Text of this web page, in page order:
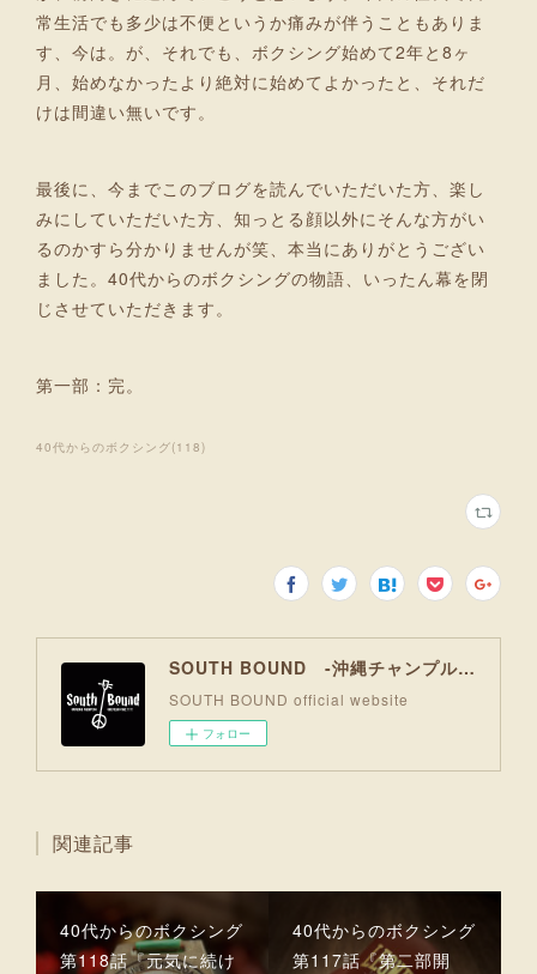
常生活でも多少は不便というか痛みが伴うこともありま
す、今は。が、それでも、ボクシング始めて2年と8ヶ
月、始めなかったより絶対に始めてよかったと、それだ
けは間違い無いです。
最後に、今までこのブログを読んでいただいた方、楽し
みにしていただいた方、知っとる顔以外にそんな方がい
るのかすら分かりませんが笑、本当にありがとうござい
ました。40代からのボクシングの物語、いったん幕を閉
じさせていただきます。
第一部：完。
40代からのボクシング(118)
SOUTH BOUND -沖縄チャンプルお囃子コア-
SOUTH BOUND official website
フォロー
関連記事
40代からのボクシング
第118話『元気に続け
40代からのボクシング
第117話『第二部開